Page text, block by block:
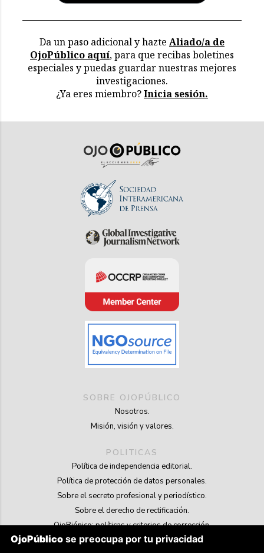
Da un paso adicional y hazte Aliado/a de
OjoPúblico aquí, para que recibas boletines
especiales y puedas guardar nuestras mejores
investigaciones.
¿Ya eres miembro?Inicia sesión.
SOBRE OJOPÚBLICO
Nosotros.
Misión, visión y valores.
POLITICAS
Política de independencia editorial.
Política de protección de datos personales.
Sobre el secreto profesional y periodístico.
Sobre el derecho de rectificación.
OjoBiónico: políticas y criterios de corrección.
Sobre libertad de información frente a pedidos de retiro de contenidos.
OjoPúblico se preocupa por tu privacidad